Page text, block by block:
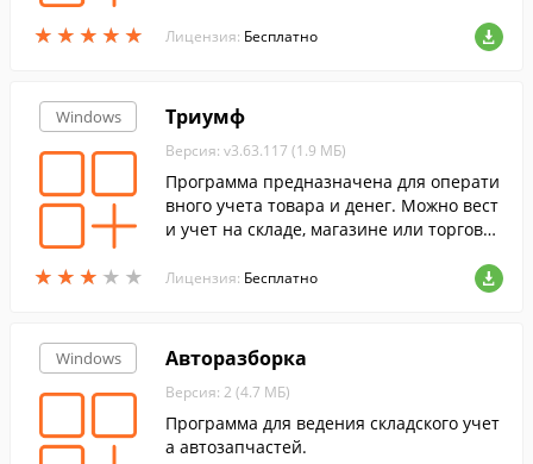
★ ★ ★ ★ ★
★ ★ ★ ★ ★
носительно общего счетчика.
Лицензия: Бесплатно
Windows
★ ★ ★ ★ ★
★ ★ ★ ★ ★
Триумф
Версия: v3.63.117 (1.9 МБ)
Программа предназначена для операти
вного учета товара и денег. Можно вест
и учет на складе, магазине или торговой
Лицензия: Бесплатно
Windows Авторазборка
Версия: 2 (4.7 МБ)
Программа для ведения складского учет
а автозапчастей.